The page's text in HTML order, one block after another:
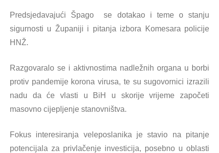
Predsjedavajući Špago se dotakao i teme o stanju
sigurnosti u Županiji i pitanja izbora Komesara policije
HNŽ.
Razgovaralo se i aktivnostima nadležnih organa u borbi
protiv pandemije korona virusa, te su sugovornici izrazili
nadu da će vlasti u BiH u skorije vrijeme započeti
masovno cijepljenje stanovništva.
Fokus interesiranja veleposlanika je stavio na pitanje
potencijala za privlačenje investicija, posebno u oblasti